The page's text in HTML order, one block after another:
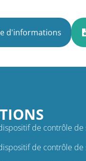
d'informations
de contrôle
de contrôle